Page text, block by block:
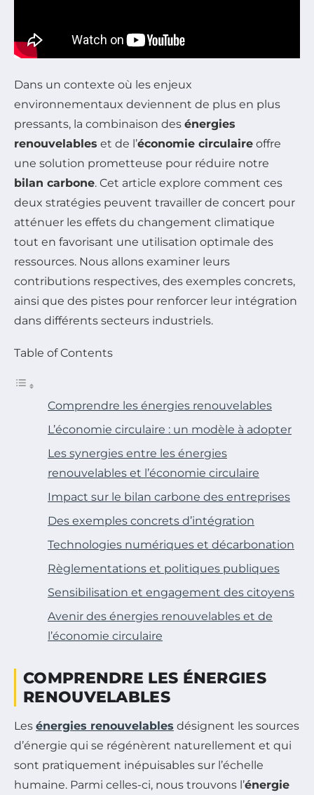
Dans un contexte où les enjeux
environnementaux deviennent de plus en plus
pressants, la combinaison des énergies
renouvelables et de l’économie circulaire offre
une solution prometteuse pour réduire notre
bilan carbone. Cet article explore comment ces
deux stratégies peuvent travailler de concert pour
atténuer les effets du changement climatique
tout en favorisant une utilisation optimale des
ressources. Nous allons examiner leurs
contributions respectives, des exemples concrets,
ainsi que des pistes pour renforcer leur intégration
dans différents secteurs industriels.
Table of Contents
Comprendre les énergies renouvelables
L’économie circulaire : un modèle à adopter
Les synergies entre les énergies
renouvelables et l’économie circulaire
Impact sur le bilan carbone des entreprises
Des exemples concrets d’intégration
Technologies numériques et décarbonation
Règlementations et politiques publiques
Sensibilisation et engagement des citoyens
Avenir des énergies renouvelables et de
l’économie circulaire
COMPRENDRE LES ÉNERGIES
RENOUVELABLES
Les énergies renouvelables désignent les sources
d’énergie qui se régénèrent naturellement et qui
sont pratiquement inépuisables sur l’échelle
humaine. Parmi celles-ci, nous trouvons l’énergie